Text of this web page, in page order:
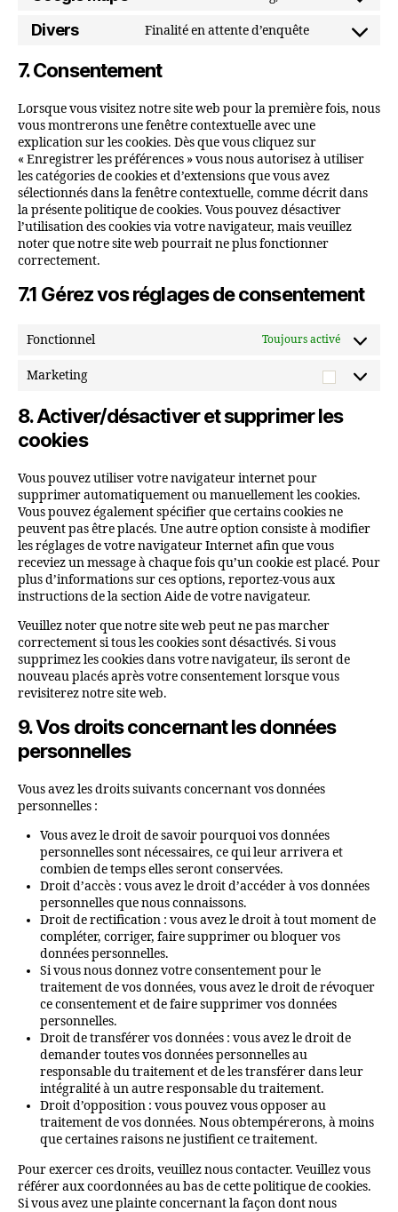
wordpress
Divers Finalité en attente d’enquête
Consent
divers
7. Consentement
Lorsque vous visitez notre site web pour la première fois, nous
vous montrerons une fenêtre contextuelle avec une
explication sur les cookies. Dès que vous cliquez sur
« Enregistrer les préférences » vous nous autorisez à utiliser
les catégories de cookies et d’extensions que vous avez
sélectionnés dans la fenêtre contextuelle, comme décrit dans
la présente politique de cookies. Vous pouvez désactiver
l’utilisation des cookies via votre navigateur, mais veuillez
noter que notre site web pourrait ne plus fonctionner
correctement.
7.1 Gérez vos réglages de consentement
Fonctionnel Toujours activé
Marketing
8. Activer/désactiver et supprimer les
cookies
Vous pouvez utiliser votre navigateur internet pour
supprimer automatiquement ou manuellement les cookies.
Vous pouvez également spécifier que certains cookies ne
peuvent pas être placés. Une autre option consiste à modifier
les réglages de votre navigateur Internet afin que vous
receviez un message à chaque fois qu’un cookie est placé. Pour
plus d’informations sur ces options, reportez-vous aux
instructions de la section Aide de votre navigateur.
Veuillez noter que notre site web peut ne pas marcher
correctement si tous les cookies sont désactivés. Si vous
supprimez les cookies dans votre navigateur, ils seront de
nouveau placés après votre consentement lorsque vous
revisiterez notre site web.
9. Vos droits concernant les données
personnelles
Vous avez les droits suivants concernant vos données
personnelles :
Vous avez le droit de savoir pourquoi vos données
personnelles sont nécessaires, ce qui leur arrivera et
combien de temps elles seront conservées.
Droit d’accès : vous avez le droit d’accéder à vos données
personnelles que nous connaissons.
Droit de rectification : vous avez le droit à tout moment de
compléter, corriger, faire supprimer ou bloquer vos
données personnelles.
Si vous nous donnez votre consentement pour le
traitement de vos données, vous avez le droit de révoquer
ce consentement et de faire supprimer vos données
personnelles.
Droit de transférer vos données : vous avez le droit de
demander toutes vos données personnelles au
responsable du traitement et de les transférer dans leur
intégralité à un autre responsable du traitement.
Droit d’opposition : vous pouvez vous opposer au
traitement de vos données. Nous obtempérerons, à moins
que certaines raisons ne justifient ce traitement.
Pour exercer ces droits, veuillez nous contacter. Veuillez vous
référer aux coordonnées au bas de cette politique de cookies.
Si vous avez une plainte concernant la façon dont nous